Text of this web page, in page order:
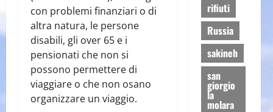
con problemi finanziari o di
altra natura, le persone
disabili, gli over 65 e i
pensionati che non si
possono permettere di
viaggiare o che non osano
organizzare un viaggio.
rifiuti
Russia
sakineh
san
giorgio
la
molara